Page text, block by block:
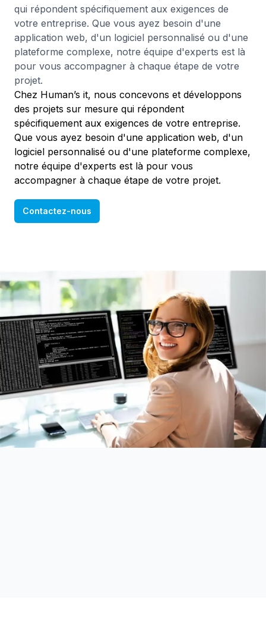
qui répondent spécifiquement aux exigences de
votre entreprise. Que vous ayez besoin d'une
application web, d'un logiciel personnalisé ou d'une
plateforme complexe, notre équipe d'experts est là
pour vous accompagner à chaque étape de votre
projet.
Chez Human’s it, nous concevons et développons
des projets sur mesure qui répondent
spécifiquement aux exigences de votre entreprise.
Que vous ayez besoin d'une application web, d'un
logiciel personnalisé ou d'une plateforme complexe,
notre équipe d'experts est là pour vous
accompagner à chaque étape de votre projet.
Contactez-nous